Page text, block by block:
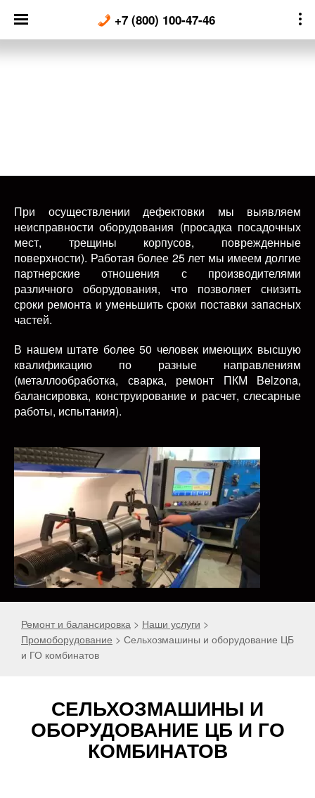
content
+7 (800) 100-47-46
При осуществлении дефектовки мы выявляем
неисправности оборудования (просадка посадочных
мест, трещины корпусов, поврежденные
поверхности). Работая более 25 лет мы имеем долгие
партнерские отношения с производителями
различного оборудования, что позволяет снизить
сроки ремонта и уменьшить сроки поставки запасных
частей.
В нашем штате более 50 человек имеющих высшую
квалификацию по разные направлениям
(металлообработка, сварка, ремонт ПКМ Belzona,
балансировка, конструирование и расчет, слесарные
работы, испытания).
Ремонт и балансировка > Наши услуги >
Промоборудование > Сельхозмашины и оборудование ЦБ
и ГО комбинатов
СЕЛЬХОЗМАШИНЫ И
ОБОРУДОВАНИЕ ЦБ И ГО
КОМБИНАТОВ